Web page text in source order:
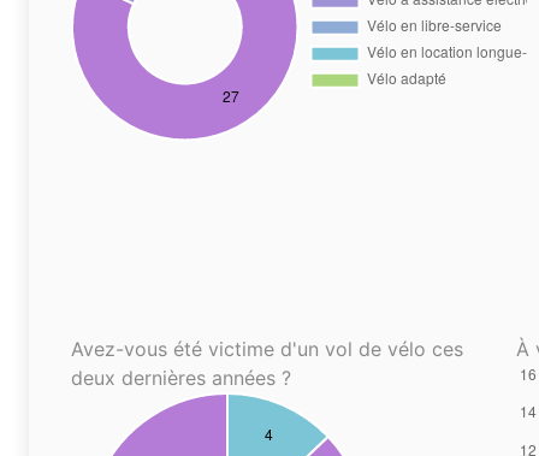
Avez-vous été victime d'un vol de vélo ces
deux dernières années ?
À